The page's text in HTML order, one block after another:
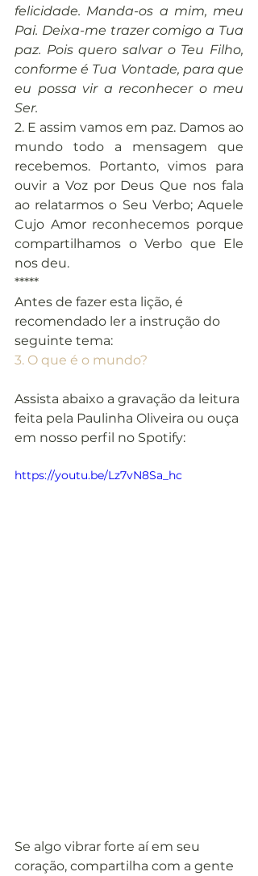
felicidade. Manda-os a mim, meu
Pai. Deixa-me trazer comigo a Tua
paz. Pois quero salvar o Teu Filho,
conforme é Tua Vontade, para que
eu possa vir a reconhecer o meu
Ser.
2. E assim vamos em paz. Damos ao
mundo todo a mensagem que
recebemos. Portanto, vimos para
ouvir a Voz por Deus Que nos fala
ao relatarmos o Seu Verbo; Aquele
Cujo Amor reconhecemos porque
compartilhamos o Verbo que Ele
nos deu.
*****
Antes de fazer esta lição, é
recomendado ler a instrução do
seguinte tema:
3. O que é o mundo?
Assista abaixo a gravação da leitura
feita pela Paulinha Oliveira ou ouça
em nosso perfil no Spotify:
https://youtu.be/Lz7vN8Sa_hc
Se algo vibrar forte aí em seu
coração, compartilha com a gente